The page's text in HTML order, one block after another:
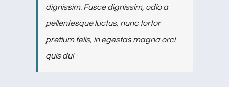
dignissim. Fusce dignissim, odio a
pellentesque luctus, nunc tortor
pretium felis, in egestas magna orci
quis dui